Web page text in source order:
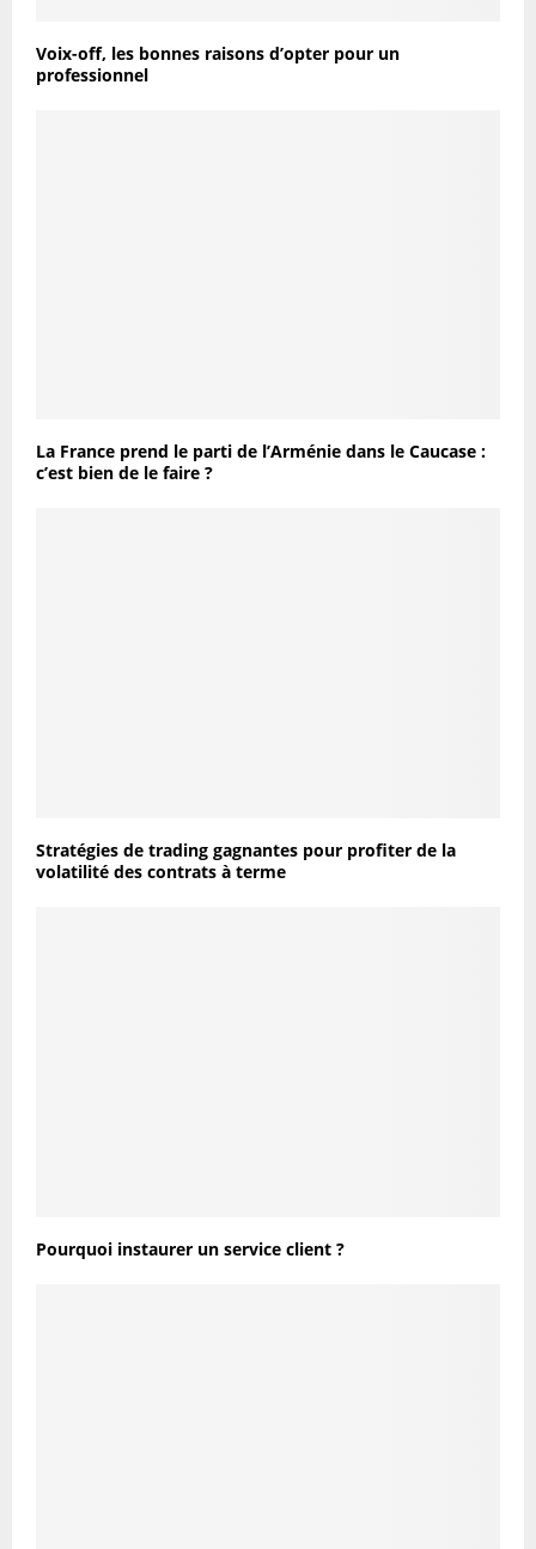
Voix-off, les bonnes raisons d’opter pour un
professionnel
La France prend le parti de l’Arménie dans le Caucase :
c’est bien de le faire ?
Stratégies de trading gagnantes pour profiter de la
volatilité des contrats à terme
Pourquoi instaurer un service client ?